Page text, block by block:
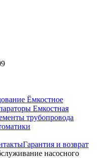
Ёмкостное
Емкостная
трубопровода
Гарантия и возврат
насосного